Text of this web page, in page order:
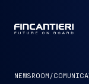
NEWSROOM /